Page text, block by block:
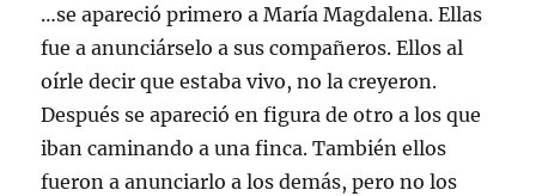
…se apareció primero a María Magdalena. Ellas
fue a anunciárselo a sus compañeros. Ellos al
oírle decir que estaba vivo, no la creyeron.
Después se apareció en figura de otro a los que
iban caminando a una finca. También ellos
fueron a anunciarlo a los demás, pero no los